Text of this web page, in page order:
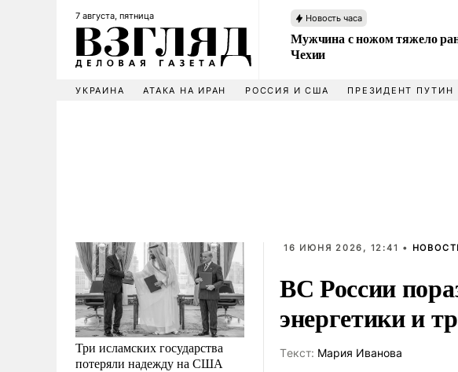
7 августа, пятница Новость часа
Мужчина с ножом тяжело
Чехии
УКРАИНА АТАКА НА ИРАН РОССИЯ И США ПРЕЗИДЕНТ ПУТИН
Три исламских государства
потеряли надежду на США
16 ИЮНЯ 2026, 12:41 •
ВС России
энергетики и
Tекст: Мария Иванова